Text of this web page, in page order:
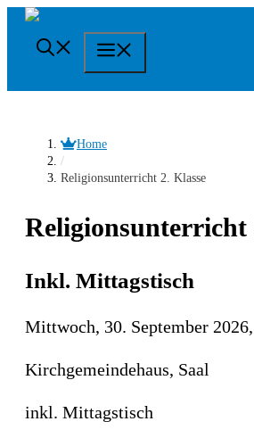
Springe
zum
Home
/
Religionsunterricht 2. Klasse
Religionsunterricht
Inkl. Mittagstisch
Mittwoch, 30. September
Kirchgemeindehaus, Saal
inkl. Mittagstisch